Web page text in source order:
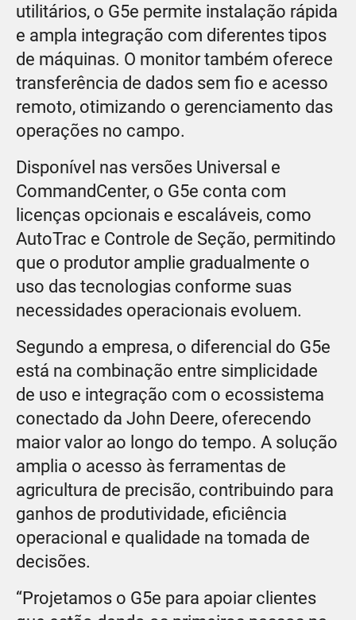
utilitários, o G5e permite instalação rápida
e ampla integração com diferentes tipos
de máquinas. O monitor também oferece
transferência de dados sem fio e acesso
remoto, otimizando o gerenciamento das
operações no campo.
Disponível nas versões Universal e
CommandCenter, o G5e conta com
licenças opcionais e escaláveis, como
AutoTrac e Controle de Seção, permitindo
que o produtor amplie gradualmente o
uso das tecnologias conforme suas
necessidades operacionais evoluem.
Segundo a empresa, o diferencial do G5e
está na combinação entre simplicidade
de uso e integração com o ecossistema
conectado da John Deere, oferecendo
maior valor ao longo do tempo. A solução
amplia o acesso às ferramentas de
agricultura de precisão, contribuindo para
ganhos de produtividade, eficiência
operacional e qualidade na tomada de
decisões.
“Projetamos o G5e para apoiar clientes